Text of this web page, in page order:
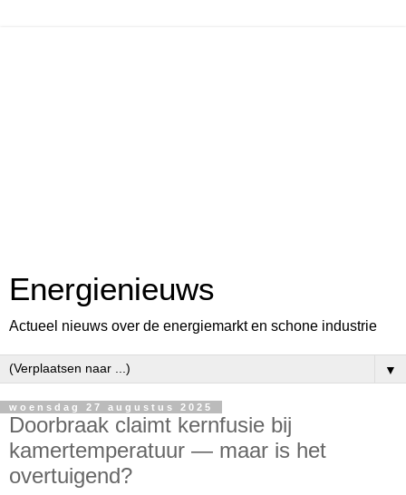
Energienieuws
Actueel nieuws over de energiemarkt en schone industrie
▼
woensdag 27 augustus 2025
Doorbraak claimt kernfusie bij
kamertemperatuur — maar is het
overtuigend?